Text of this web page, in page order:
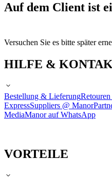
Auf dem Client ist
Versuchen Sie es bitte später
HILFE &
Bestellung & Lieferung
ExpressSuppliers @ Manor
MediaManor auf WhatsApp
VORTEILE